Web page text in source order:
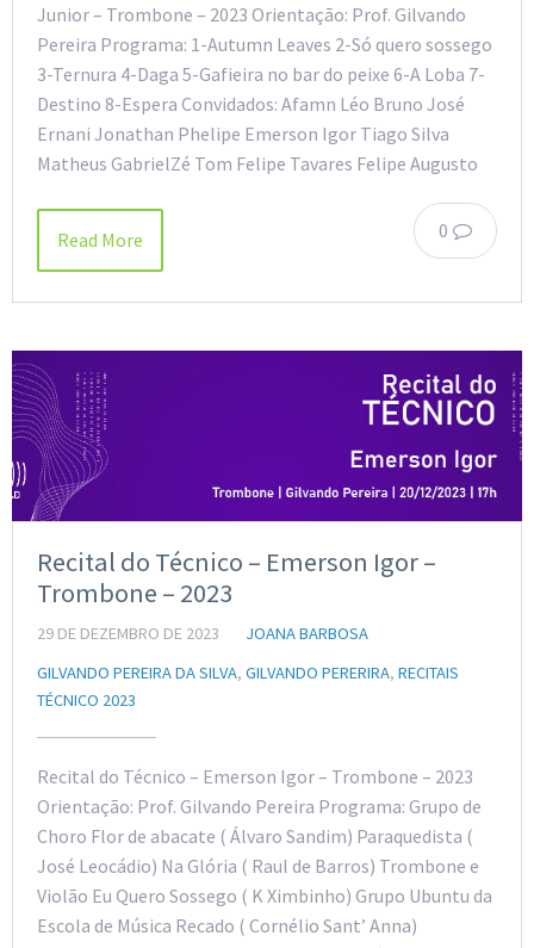
Junior – Trombone – 2023 Orientação: Prof. Gilvando
Pereira Programa: 1-Autumn Leaves 2-Só quero sossego
3-Ternura 4-Daga 5-Gafieira no bar do peixe 6-A Loba 7-
Destino 8-Espera Convidados: Afamn Léo Bruno José
Ernani Jonathan Phelipe Emerson Igor Tiago Silva
Matheus GabrielZé Tom Felipe Tavares Felipe Augusto
0
Read More
Recital do Técnico – Emerson Igor –
Trombone – 2023
29 DE DEZEMBRO DE 2023
JOANA BARBOSA
GILVANDO PEREIRA DA SILVA, GILVANDO PERERIRA, RECITAIS
TÉCNICO 2023
Recital do Técnico – Emerson Igor – Trombone – 2023
Orientação: Prof. Gilvando Pereira Programa: Grupo de
Choro Flor de abacate ( Álvaro Sandim) Paraquedista (
José Leocádio) Na Glória ( Raul de Barros) Trombone e
Violão Eu Quero Sossego ( K Ximbinho) Grupo Ubuntu da
Escola de Música Recado ( Cornélio Sant’ Anna)